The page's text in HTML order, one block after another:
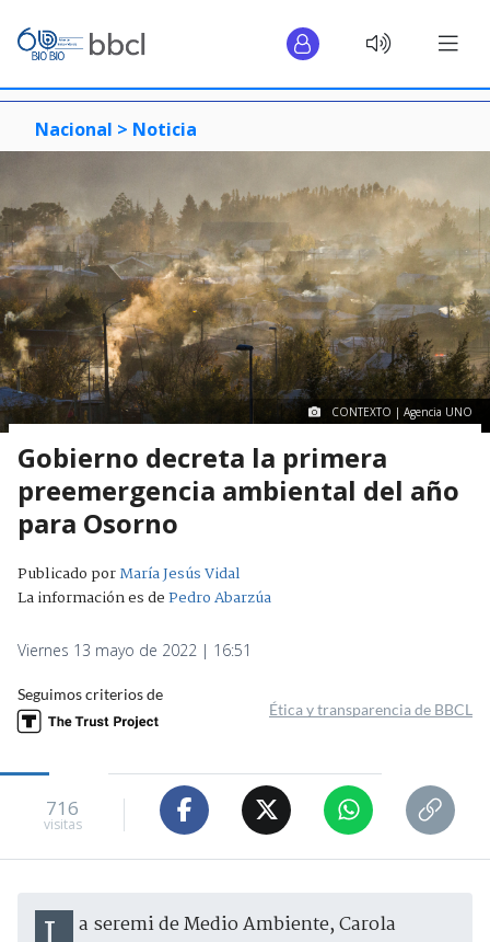
Nacional > Noticia
CONTEXTO | Agencia UNO
Gobierno decreta la primera
preemergencia ambiental del año
para Osorno
Publicado porMaría Jesús Vidal
La información es dePedro Abarzúa
Viernes 13 mayo de 2022 | 16:51
Seguimos criterios de
Ética y transparencia de BBCL
716
visitas